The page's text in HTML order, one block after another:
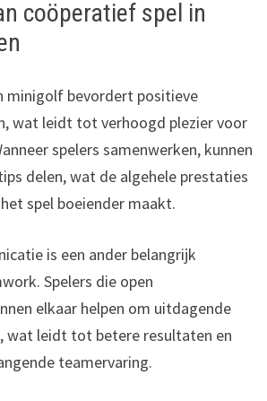
coöperatief spel in
minigolf bevordert positieve
wat leidt tot verhoogd plezier voor
spelers samenwerken, kunnen
delen, wat de algehele prestaties
spel boeiender maakt.
is een ander belangrijk
Spelers die open
elkaar helpen om uitdagende
wat leidt tot betere resultaten en
teamervaring.